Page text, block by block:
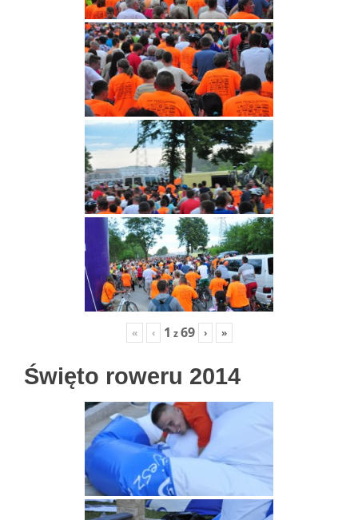
« ‹ 1 z69 › »
Święto roweru 2014